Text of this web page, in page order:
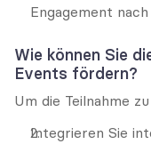
Engagement
Wie können Sie
Events fördern?
Um die Teilnahme
Integrieren Sie